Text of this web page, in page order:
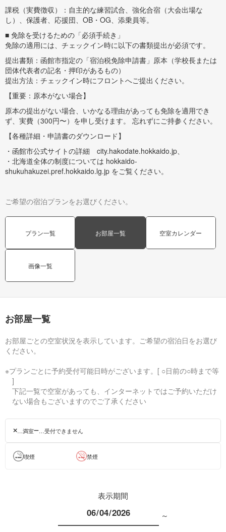
課税（実費徴収）：自主的な練習試合、強化合宿（大会出場な
し）、保護者、応援団、OB・OG、添乗員等。
■ 免除を受けるための「必須手続き」
免除の適用には、チェックイン時に以下の書類提出が必須です。
提出書類：函館市指定の「宿泊税免除申請書」原本（学校長または
団体代表者の記名・押印があるもの）
提出方法：チェックイン時にフロントへご提出ください。
【重要：原本がない場合】
原本の提出がない場合、いかなる理由があっても免除を適用でき
ず、実費（300円〜）を申し受けます。 忘れずにご持参ください。
【各種詳細・申請書のダウンロード】
・函館市公式サイトの詳細 city.hakodate.hokkaido.jp、
・北海道全体の制度については hokkaido-
shukuhakuzei.pref.hokkaido.lg.jp をご覧ください。
ご希望の宿泊プランをお選びください。
プラン一覧 お部屋一覧 空室カレンダー
画像一覧
お部屋一覧
お部屋ごとの空室状況を表示しています。ご希望の宿泊日をお選び
ください。
※プランごとに予約受付可能日時がございます。[ ○日前の○時まで等
]
下記一覧で空室があっても、インターネットではご予約いただけ
ない場合もございますのでご了承ください
…満室 …受付できません
喫煙 禁煙
表示期間
～